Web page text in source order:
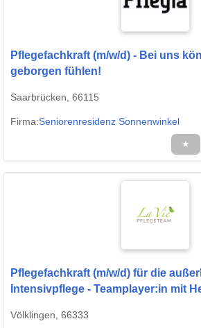
Pflegefachkraft (m/w/d) - Bei uns
geborgen fühlen!
Saarbrücken, 66115
Firma:Seniorenresidenz Sonnenwinkel
★
Pflegefachkraft (m/w/d) für die
Intensivpflege - Teamplayer:in mit
Völklingen, 66333